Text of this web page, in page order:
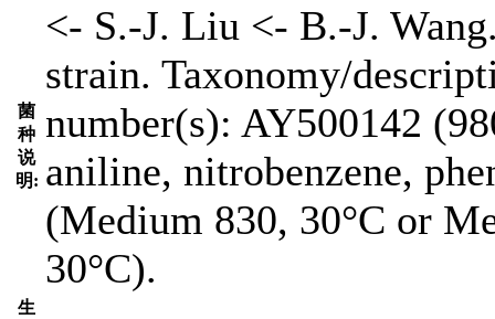
菌
种
说
明:
<- S.-J. Liu <- B.-J.
strain. Taxonomy/
number(s): AY500142
aniline, nitrobenzene,
(Medium 830, 30°C or
30°C).
生